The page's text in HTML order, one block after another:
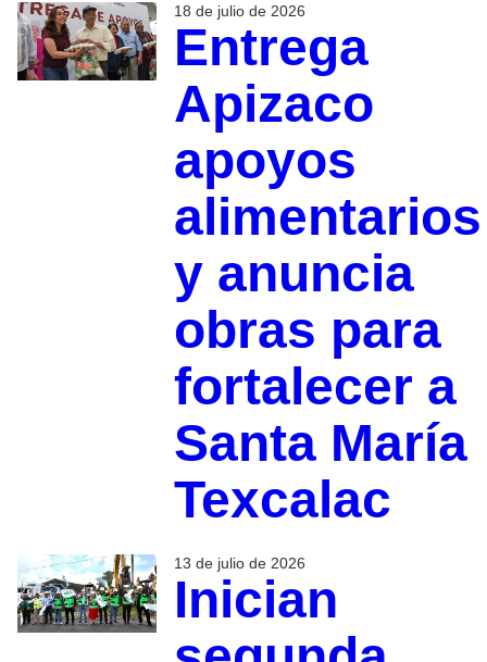
18 de julio de 2026
Entrega
Apizaco
apoyos
alimentarios
y anuncia
obras para
fortalecer a
Santa María
Texcalac
13 de julio de 2026
Inician